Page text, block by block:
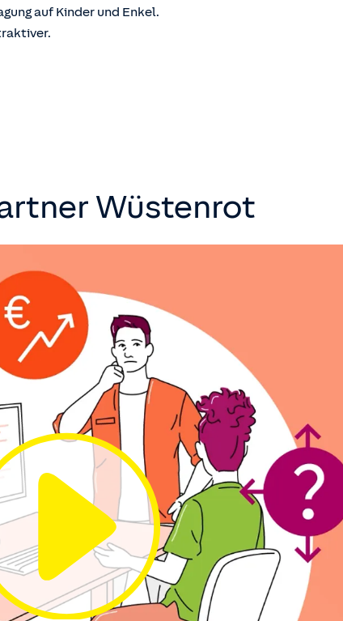
auf Kinder und Enkel.
Wüstenrot